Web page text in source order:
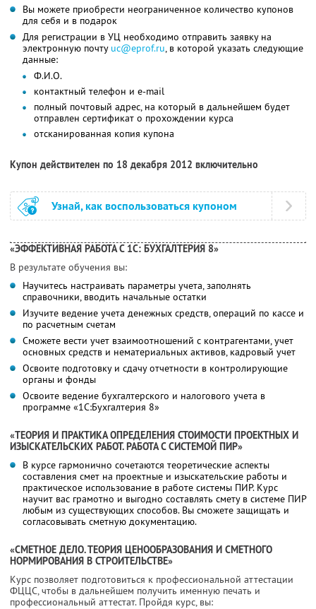
Вы можете приобрести неограниченное количество купонов
для себя и в подарок
Для регистрации в УЦ необходимо отправить заявку на
электронную почту uc@eprof.ru, в которой указать следующие
данные:
Ф.И.О.
контактный телефон и e-mail
полный почтовый адрес, на который в дальнейшем будет
отправлен сертификат о прохождении курса
отсканированная копия купона
Купон действителен по 18 декабря 2012 включительно
Узнай, как воспользоваться купоном
«ЭФФЕКТИВНАЯ РАБОТА С 1C: БУХГАЛТЕРИЯ 8»
В результате обучения вы:
Научитесь настраивать параметры учета, заполнять
справочники, вводить начальные остатки
Изучите ведение учета денежных средств, операций по кассе и
по расчетным счетам
Сможете вести учет взаимоотношений с контрагентами, учет
основных средств и нематериальных активов, кадровый учет
Освоите подготовку и сдачу отчетности в контролирующие
органы и фонды
Освоите ведение бухгалтерского и налогового учета в
программе «1С:Бухгалтерия 8»
«ТЕОРИЯ И ПРАКТИКА ОПРЕДЕЛЕНИЯ СТОИМОСТИ ПРОЕКТНЫХ И
ИЗЫСКАТЕЛЬСКИХ РАБОТ. РАБОТА С СИСТЕМОЙ ПИР»
В курсе гармонично сочетаются теоретические аспекты
составления смет на проектные и изыскательские работы и
практическое использование в работе системы ПИР. Курс
научит вас грамотно и выгодно составлять смету в системе ПИР
любым из существующих способов. Вы сможете защищать и
согласовывать сметную документацию.
«СМЕТНОЕ ДЕЛО. ТЕОРИЯ ЦЕНООБРАЗОВАНИЯ И СМЕТНОГО
НОРМИРОВАНИЯ В СТРОИТЕЛЬСТВЕ»
Курс позволяет подготовиться к профессиональной аттестации
ФЦЦС, чтобы в дальнейшем получить именную печать и
профессиональный аттестат. Пройдя курс, вы: